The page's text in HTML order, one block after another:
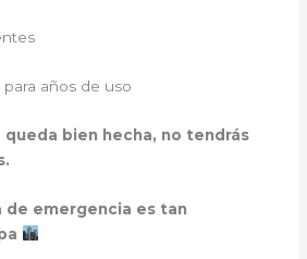
años de uso
queda bien hecha, no tendrás
de emergencia es tan